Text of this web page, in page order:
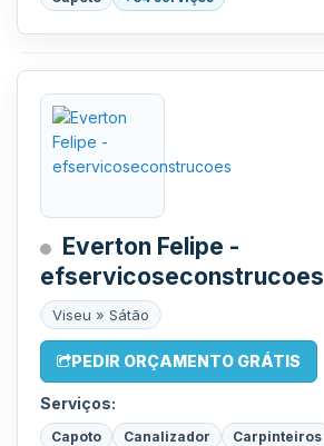
Everton Felipe -
efservicoseconstrucoes
Viseu » Sátão
PEDIR ORÇAMENTO GRÁTIS
Serviços:
Capoto Canalizador
Carpinteiros